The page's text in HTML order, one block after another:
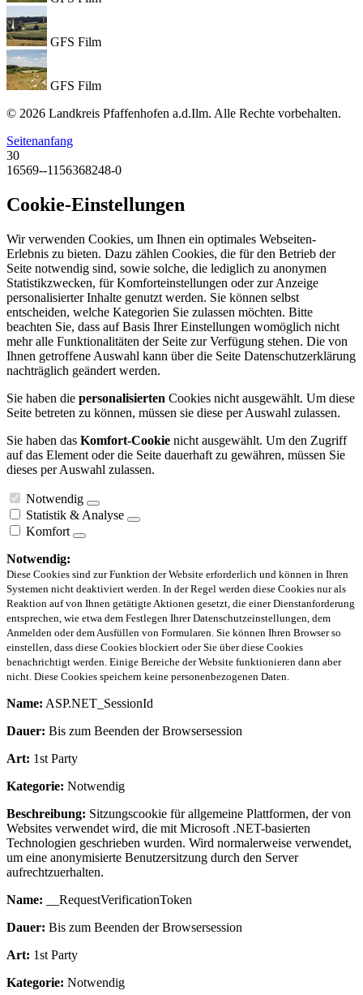
GFS Film
GFS Film
© 2026 Landkreis Pfaffenhofen a.d.Ilm. Alle Rechte vorbehalten.
Seitenanfang
30
16569--1156368248-0
Cookie-Einstellungen
Wir verwenden Cookies, um Ihnen ein optimales Webseiten-
Erlebnis zu bieten. Dazu zählen Cookies, die für den Betrieb der
Seite notwendig sind, sowie solche, die lediglich zu anonymen
Statistikzwecken, für Komforteinstellungen oder zur Anzeige
personalisierter Inhalte genutzt werden. Sie können selbst
entscheiden, welche Kategorien Sie zulassen möchten. Bitte
beachten Sie, dass auf Basis Ihrer Einstellungen womöglich nicht
mehr alle Funktionalitäten der Seite zur Verfügung stehen. Die von
Ihnen getroffene Auswahl kann über die Seite Datenschutzerklärung
nachträglich geändert werden.
Sie haben die personalisierten Cookies nicht ausgewählt. Um diese
Seite betreten zu können, müssen sie diese per Auswahl zulassen.
Sie haben das Komfort-Cookie nicht ausgewählt. Um den Zugriff
auf das Element oder die Seite dauerhaft zu gewähren, müssen Sie
dieses per Auswahl zulassen.
Notwendig
Statistik & Analyse
Komfort
Notwendig:
Diese Cookies sind zur Funktion der Website erforderlich und können in Ihren
Systemen nicht deaktiviert werden. In der Regel werden diese Cookies nur als
Reaktion auf von Ihnen getätigte Aktionen gesetzt, die einer Dienstanforderung
entsprechen, wie etwa dem Festlegen Ihrer Datenschutzeinstellungen, dem
Anmelden oder dem Ausfüllen von Formularen. Sie können Ihren Browser so
einstellen, dass diese Cookies blockiert oder Sie über diese Cookies
benachrichtigt werden. Einige Bereiche der Website funktionieren dann aber
nicht. Diese Cookies speichern keine personenbezogenen Daten.
Name: ASP.NET_SessionId
Dauer: Bis zum Beenden der Browsersession
Art: 1st Party
Kategorie: Notwendig
Beschreibung: Sitzungscookie für allgemeine Plattformen, der von
Websites verwendet wird, die mit Microsoft .NET-basierten
Technologien geschrieben wurden. Wird normalerweise verwendet,
um eine anonymisierte Benutzersitzung durch den Server
aufrechtzuerhalten.
Name: __RequestVerificationToken
Dauer: Bis zum Beenden der Browsersession
Art: 1st Party
Kategorie: Notwendig